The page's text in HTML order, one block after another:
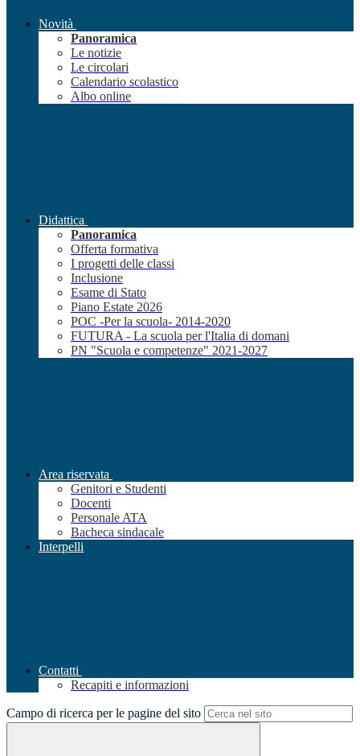
Novità
Panoramica
Le notizie
Le circolari
Calendario scolastico
Albo online
Didattica
Panoramica
Offerta formativa
I progetti delle classi
Inclusione
Esame di Stato
Piano Estate 2026
POC -Per la scuola- 2014-2020
FUTURA - La scuola per l'Italia di domani
PN "Scuola e competenze" 2021-2027
Area riservata
Genitori e Studenti
Docenti
Personale ATA
Bacheca sindacale
Interpelli
Contatti
Recapiti e informazioni
Campo di ricerca per le pagine del sito